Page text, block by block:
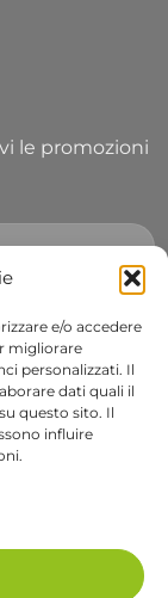
e/o accedere
migliorare
personalizzati. Il
dati quali il
questo sito. Il
influire
le promozioni
le
COM SRL
VI